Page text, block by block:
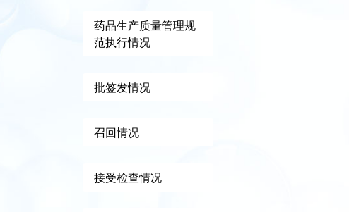
药品生产质量管理规
范执行情况
批签发情况
召回情况
接受检查情况